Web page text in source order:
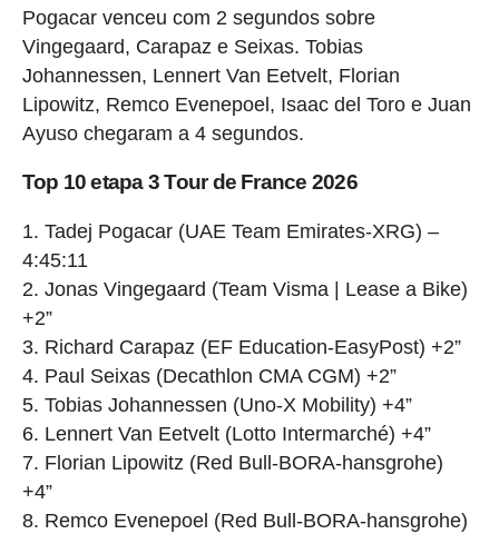
Pogacar venceu com 2 segundos sobre
Vingegaard, Carapaz e Seixas. Tobias
Johannessen, Lennert Van Eetvelt, Florian
Lipowitz, Remco Evenepoel, Isaac del Toro e Juan
Ayuso chegaram a 4 segundos.
Top 10 etapa 3 Tour de France 2026
1. Tadej Pogacar (UAE Team Emirates-XRG) –
4:45:11
2. Jonas Vingegaard (Team Visma | Lease a Bike)
+2”
3. Richard Carapaz (EF Education-EasyPost) +2”
4. Paul Seixas (Decathlon CMA CGM) +2”
5. Tobias Johannessen (Uno-X Mobility) +4”
6. Lennert Van Eetvelt (Lotto Intermarché) +4”
7. Florian Lipowitz (Red Bull-BORA-hansgrohe)
+4”
8. Remco Evenepoel (Red Bull-BORA-hansgrohe)